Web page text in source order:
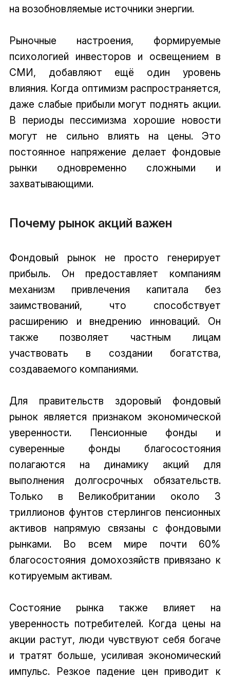
на возобновляемые источники энергии.
Рыночные настроения, формируемые
психологией инвесторов и освещением в
СМИ, добавляют ещё один уровень
влияния. Когда оптимизм распространяется,
даже слабые прибыли могут поднять акции.
В периоды пессимизма хорошие новости
могут не сильно влиять на цены. Это
постоянное напряжение делает фондовые
рынки одновременно сложными и
захватывающими.
Почему рынок акций важен
Фондовый рынок не просто генерирует
прибыль. Он предоставляет компаниям
механизм привлечения капитала без
заимствований, что способствует
расширению и внедрению инноваций. Он
также позволяет частным лицам
участвовать в создании богатства,
создаваемого компаниями.
Для правительств здоровый фондовый
рынок является признаком экономической
уверенности. Пенсионные фонды и
суверенные фонды благосостояния
полагаются на динамику акций для
выполнения долгосрочных обязательств.
Только в Великобритании около 3
триллионов фунтов стерлингов пенсионных
активов напрямую связаны с фондовыми
рынками. Во всем мире почти 60%
благосостояния домохозяйств привязано к
котируемым активам.
Состояние рынка также влияет на
уверенность потребителей. Когда цены на
акции растут, люди чувствуют себя богаче
и тратят больше, усиливая экономический
импульс. Резкое падение цен приводит к